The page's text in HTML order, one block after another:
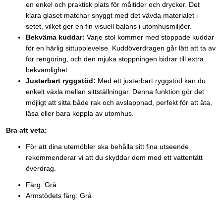
en enkel och praktisk plats för måltider och drycker. Det
klara glaset matchar snyggt med det vävda materialet i
setet, vilket ger en fin visuell balans i utomhusmiljöer.
Bekväma kuddar: Varje stol kommer med stoppade kuddar
för en härlig sittupplevelse. Kuddöverdragen går lätt att ta av
för rengöring, och den mjuka stoppningen bidrar till extra
bekvämlighet.
Justerbart ryggstöd: Med ett justerbart ryggstöd kan du
enkelt växla mellan sittställningar. Denna funktion gör det
möjligt att sitta både rak och avslappnad, perfekt för att äta,
läsa eller bara koppla av utomhus.
Bra att veta:
För att dina utemöbler ska behålla sitt fina utseende
rekommenderar vi att du skyddar dem med ett vattentätt
överdrag.
Färg: Grå
Armstödets färg: Grå